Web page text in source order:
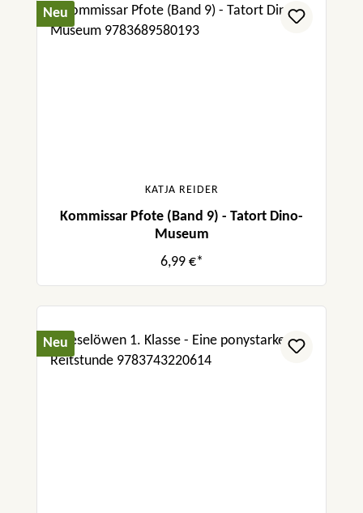
Neu
KATJA REIDER
Kommissar Pfote (Band 9) - Tatort Dino-
Museum
6,99 €*
Neu